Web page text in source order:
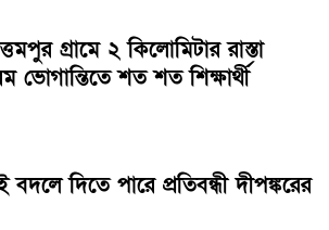
গ্রামে ২ কিলোমিটার রাস্তা
ভোগান্তিতে শত শত শিক্ষার্থী
দিতে পারে প্রতিবন্ধী দীপঙ্করের